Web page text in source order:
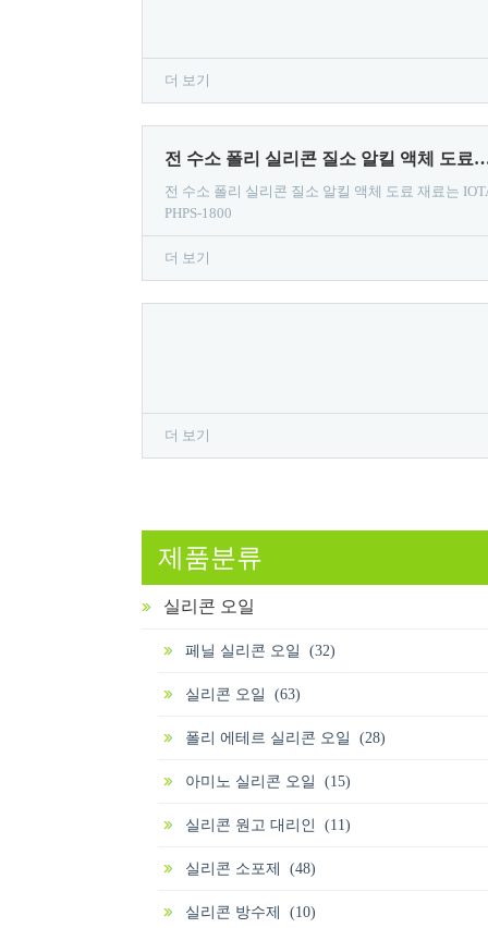
더 보기
전 수소 폴리 실리콘 질소 알킬 액체 도료
전 수소 폴리 실리콘 질소 알킬 액체 도료 재료는
PHPS-1800
더 보기
더 보기
제품분류
실리콘 오일
페닐 실리콘 오일 (32)
실리콘 오일 (63)
폴리 에테르 실리콘 오일 (28)
아미노 실리콘 오일 (15)
실리콘 원고 대리인 (11)
실리콘 소포제 (48)
실리콘 방수제 (10)